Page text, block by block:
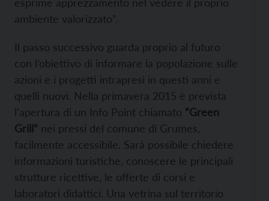
esprime apprezzamento nel vedere il proprio
ambiente valorizzato”.
Il passo successivo guarda proprio al futuro
con l’obiettivo di informare la popolazione sulle
azioni e i progetti intrapresi in questi anni e
quelli nuovi. Nella primavera 2015 è prevista
l’apertura di un Info Point chiamato “Green
Grill” nei pressi del comune di Grumes,
facilmente accessibile. Sarà possibile chiedere
informazioni turistiche, conoscere le principali
strutture ricettive, le offerte di corsi e
laboratori didattici. Una vetrina sul territorio